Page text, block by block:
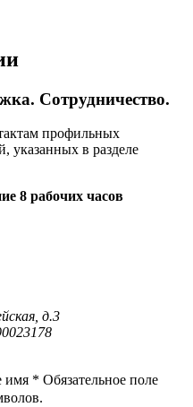
Сотрудничество.
профильных
указанных в разделе
8 рабочих часов
д.3
имя * Обязательное поле